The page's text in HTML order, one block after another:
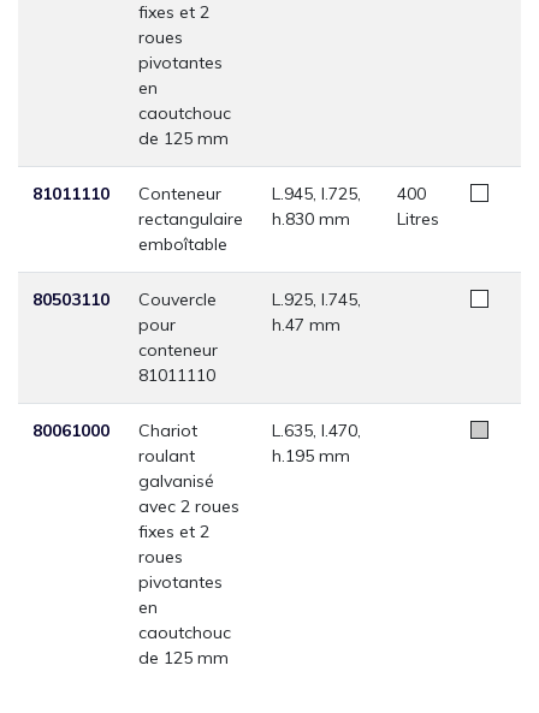
fixes et 2
roues
pivotantes
en
caoutchouc
de 125 mm
81011110
Conteneur
rectangulaire
emboîtable
L.945, l.725,
h.830 mm
400
Litres
80503110
Couvercle
pour
conteneur
81011110
L.925, l.745,
h.47 mm
80061000
Chariot
roulant
galvanisé
avec 2 roues
fixes et 2
roues
pivotantes
en
caoutchouc
de 125 mm
L.635, l.470,
h.195 mm